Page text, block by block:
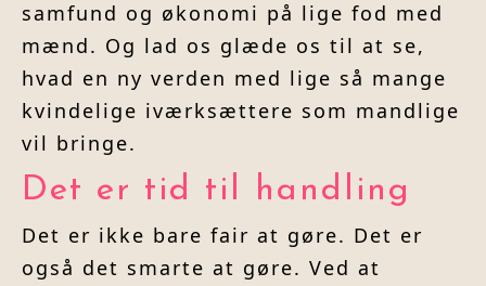
samfund og økonomi på lige fod med
mænd. Og lad os glæde os til at se,
hvad en ny verden med lige så mange
kvindelige iværksættere som mandlige
vil bringe.
Det er tid til handling
Det er ikke bare fair at gøre. Det er
også det smarte at gøre. Ved at